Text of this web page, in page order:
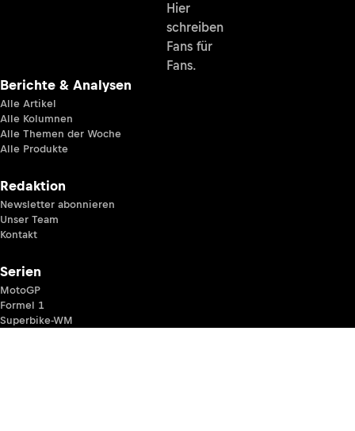
Hier
schreiben
Fans für
Fans.
Berichte & Analysen
Alle Artikel
Alle Kolumnen
Alle Themen der Woche
Alle Produkte
Redaktion
Newsletter abonnieren
Unser Team
Kontakt
Serien
MotoGP
Formel 1
Superbike-WM